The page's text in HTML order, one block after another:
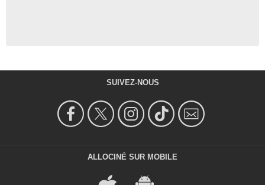
SUIVEZ-NOUS
ALLOCINÉ SUR MOBILE